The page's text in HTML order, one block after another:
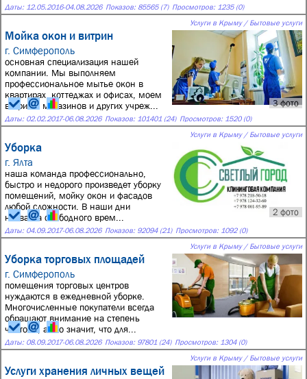
Даты: 12.05.2016-04.08.2026 Показов: 85565 (7) Просмотров: 1235 (0)
Услуги в Крыму / Бытовые услуги
Мойка окон и витрин
г. Симферополь
3 фото
основная специализация нашей
компании. Мы выполняем
профессиональное мытье окон в
квартирах, коттеджах и офисах, моем
витрины магазинов и других учреж...
Даты: 02.02.2017-06.08.2026 Показов: 101401 (24) Просмотров: 1520 (0)
Услуги в Крыму / Бытовые услуги
Уборка
г. Ялта
2 фото
наша команда профессионально,
быстро и недорого произведет уборку
помещений, мойку окон и фасадов
любой сложности. В наши дни
нехватка свободного врем...
Даты: 04.09.2017-06.08.2026 Показов: 92094 (21) Просмотров: 1092 (0)
Услуги в Крыму / Бытовые услуги
Уборка торговых площадей
г. Симферополь
помещения торговых центров
нуждаются в ежедневной уборке.
Многочисленные покупатели всегда
обращают внимание на степень
чистоты, а это значит, что для...
Даты: 08.09.2017-06.08.2026 Показов: 97801 (24) Просмотров: 1304 (0)
Услуги в Крыму / Бытовые услуги
Услуги хранения личных вещей